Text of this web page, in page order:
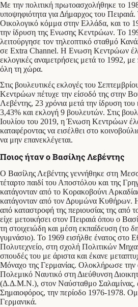
Με την πολιτική πρωτοασχολήθηκε το
υποψηφιότητα για Δήμαρχος του
Οικολογικό κόμμα στην Ελλάδα, και το
την ίδρυση της Ενωσης Κεντρώων. Το
λειτούργησε τον τηλεοπτικό σταθμό
σε Extra Channel. Η Ενωση Κεντρώων
εκλογικές αναμετρήσεις μετά το 1992,
όλη τη χώρα.
Στις βουλευτικές εκλογές του
Κεντρώων πέτυχε την είσοδό της στην
Λεβέντης, 23 χρόνια μετά την ίδρυση
3,43% και εκλογή 9 βουλευτών. Στις
Ιουλίου του 2019, η Ένωση Κεντρώων
καταφέροντας να εισέλθει στο
να μην επανεκλέγεται.
Ποιος ήταν ο Βασίλης Λεβέντης
Ο Βασίλης Λεβέντης γεννήθηκε στη
τέταρτο παιδί του Αποστόλου και της
κατάγονταν από το Κορακοβούνι
κατάγονταν από τον Δρυμώνα Κυθήρων.
από καταστροφή της περιουσίας της από
είχε μετοικήσει στον Πειραιά όπου ο
τη στοιχειώδη και μέση εκπαίδευση (το
γυμνάσιο). Το 1969 εισήλθε ένατος στο
Πολυτεχνείο, στη σχολή Πολιτικών
σπουδές του με άριστα και έκανε
Μόναχο της Γερμανίας. Ολοκλήρωσε την
Πολεμικό Ναυτικό στη Διεύθυνση
(Δ.Δ.Μ.Ν.), στον Ναύσταθμο Σαλαμίνας,
Σημαιοφόρος, την περίοδο 1976-1978.
Γερμανικά.